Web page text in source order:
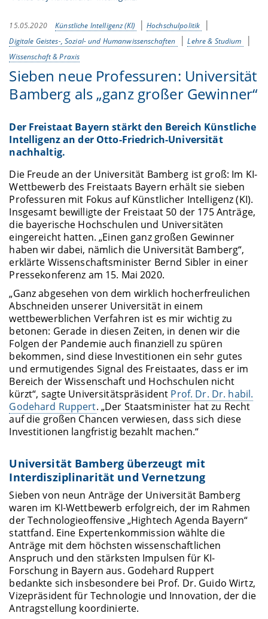
15.05.2020 Künstliche Intelligenz (KI)
Hochschulpolitik
Digitale Geistes-, Sozial- und Humanwissenschaften
Lehre & Studium
Wissenschaft & Praxis
Sieben neue Professuren: Universität
Bamberg als „ganz großer Gewinner“
Der Freistaat Bayern stärkt den Bereich Künstliche
Intelligenz an der Otto-Friedrich-Universität
nachhaltig.
Die Freude an der Universität Bamberg ist groß: Im KI-
Wettbewerb des Freistaats Bayern erhält sie sieben
Professuren mit Fokus auf Künstlicher Intelligenz (KI).
Insgesamt bewilligte der Freistaat 50 der 175 Anträge,
die bayerische Hochschulen und Universitäten
eingereicht hatten. „Einen ganz großen Gewinner
haben wir dabei, nämlich die Universität Bamberg“,
erklärte Wissenschaftsminister Bernd Sibler in einer
Pressekonferenz am 15. Mai 2020.
„Ganz abgesehen von dem wirklich hocherfreulichen
Abschneiden unserer Universität in einem
wettbewerblichen Verfahren ist es mir wichtig zu
betonen: Gerade in diesen Zeiten, in denen wir die
Folgen der Pandemie auch finanziell zu spüren
bekommen, sind diese Investitionen ein sehr gutes
und ermutigendes Signal des Freistaates, dass er im
Bereich der Wissenschaft und Hochschulen nicht
kürzt“, sagte Universitätspräsident Prof. Dr. Dr. habil.
Godehard Ruppert. „Der Staatsminister hat zu Recht
auf die großen Chancen verwiesen, dass sich diese
Investitionen langfristig bezahlt machen.“
Universität Bamberg überzeugt mit
Interdisziplinarität und Vernetzung
Sieben von neun Anträge der Universität Bamberg
waren im KI-Wettbewerb erfolgreich, der im Rahmen
der Technologieoffensive „Hightech Agenda Bayern“
stattfand. Eine Expertenkommission wählte die
Anträge mit dem höchsten wissenschaftlichen
Anspruch und den stärksten Impulsen für KI-
Forschung in Bayern aus. Godehard Ruppert
bedankte sich insbesondere bei Prof. Dr. Guido Wirtz,
Vizepräsident für Technologie und Innovation, der die
Antragstellung koordinierte.